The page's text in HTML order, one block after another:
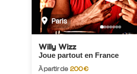
Paris
Willy Wizz
Joue partout en France
À partir de 200 €